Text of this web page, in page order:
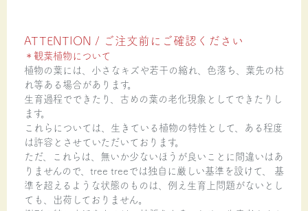
ATTENTION / ご注文前にご確認ください
＊観葉植物について
植物の葉には、小さなキズや若干の縮れ、色落ち、葉先の枯
れ等ある場合があります。
生育過程でできたり、古めの葉の老化現象としてできたりし
ます。
これらについては、生きている植物の特性として、ある程度
は許容とさせていただいております。
ただ、これらは、無いか少ないほうが良いことに間違いはあ
りませんので、tree treeでは独自に厳しい基準を設けて、 基
準を超えるような状態のものは、例え生育上問題がないとし
ても、出荷しておりません。